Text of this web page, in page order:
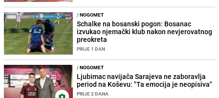
/NOGOMET
Schalke na bosanski pogon: Bosanac
izvukao njemački klub nakon nevjerovatnog
preokreta
PRIJE 1 DAN
/NOGOMET
Ljubimac navijača Sarajeva ne zaboravlja
period na Koševu: "Ta emocija je neopisiva"
PRIJE 2 DANA